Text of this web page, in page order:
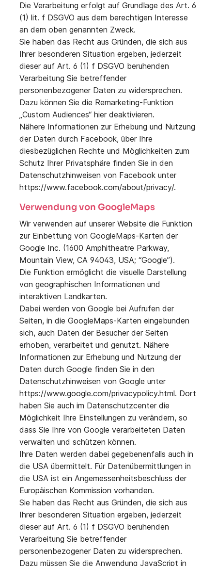
Die Verarbeitung erfolgt auf Grundlage des Art. 6
(1) lit. f DSGVO aus dem berechtigen Interesse
an dem oben genannten Zweck.
Sie haben das Recht aus Gründen, die sich aus
Ihrer besonderen Situation ergeben, jederzeit
dieser auf Art. 6 (1) f DSGVO beruhenden
Verarbeitung Sie betreffender
personenbezogener Daten zu widersprechen.
Dazu können Sie die Remarketing-Funktion
„Custom Audiences“ hier deaktivieren.
Nähere Informationen zur Erhebung und Nutzung
der Daten durch Facebook, über Ihre
diesbezüglichen Rechte und Möglichkeiten zum
Schutz Ihrer Privatsphäre finden Sie in den
Datenschutzhinweisen von Facebook unter
https://www.facebook.com/about/privacy/.
Verwendung von GoogleMaps
Wir verwenden auf unserer Website die Funktion
zur Einbettung von GoogleMaps-Karten der
Google Inc. (1600 Amphitheatre Parkway,
Mountain View, CA 94043, USA; “Google”).
Die Funktion ermöglicht die visuelle Darstellung
von geographischen Informationen und
interaktiven Landkarten.
Dabei werden von Google bei Aufrufen der
Seiten, in die GoogleMaps-Karten eingebunden
sich, auch Daten der Besucher der Seiten
erhoben, verarbeitet und genutzt. Nähere
Informationen zur Erhebung und Nutzung der
Daten durch Google finden Sie in den
Datenschutzhinweisen von Google unter
https://www.google.com/privacypolicy.html. Dort
haben Sie auch im Datenschutzcenter die
Möglichkeit Ihre Einstellungen zu verändern, so
dass Sie Ihre von Google verarbeiteten Daten
verwalten und schützen können.
Ihre Daten werden dabei gegebenenfalls auch in
die USA übermittelt. Für Datenübermittlungen in
die USA ist ein Angemessenheitsbeschluss der
Europäischen Kommission vorhanden.
Sie haben das Recht aus Gründen, die sich aus
Ihrer besonderen Situation ergeben, jederzeit
dieser auf Art. 6 (1) f DSGVO beruhenden
Verarbeitung Sie betreffender
personenbezogener Daten zu widersprechen.
Dazu müssen Sie die Anwendung JavaScript in